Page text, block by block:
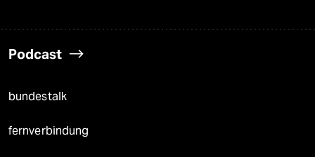
Podcast
bundestalk
fernverbindung